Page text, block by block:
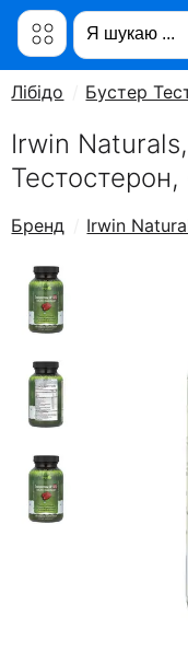
Лібідо Бустер
Irwin
Тестостерон,
Бренд Irwin